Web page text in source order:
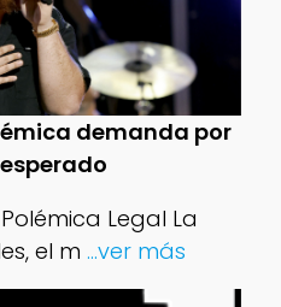
demanda por
Legal La
el m ...ver más